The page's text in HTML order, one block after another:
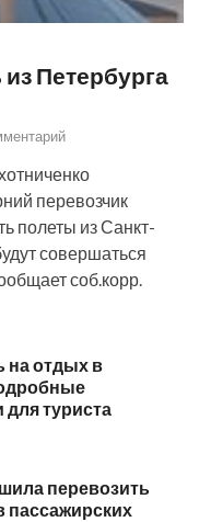
из Петербурга
перевозчик
полеты из Санкт-
совершаться
соб.корр.
на отдых в
для туриста
перевозить
пассажирских